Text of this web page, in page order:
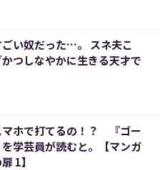
い奴だった…。 スネ夫こ
つしなやかに生きる天才で
マホで打てるの！？ 『ゴー
学芸員が読むと。【マンガ
1】